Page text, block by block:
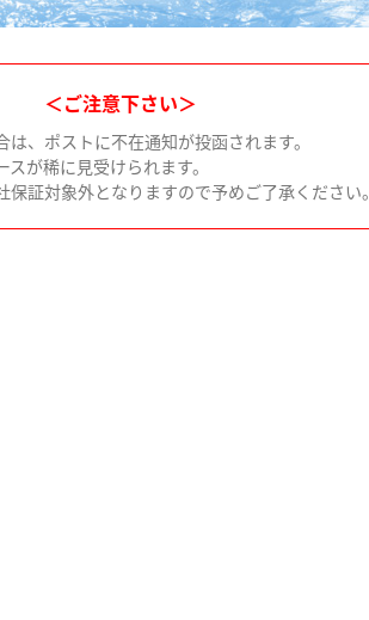
＜ご注意下さい＞
、ポストに不在通知が投函されます。
が稀に見受けられます。
証対象外となりますので予めご了承ください。